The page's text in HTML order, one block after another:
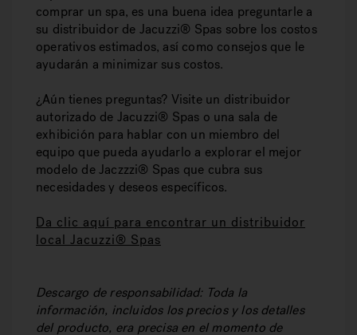
comprar un spa, es una buena idea preguntarle a
su distribuidor de Jacuzzi® Spas sobre los costos
operativos estimados, así como consejos que le
ayudarán a minimizar sus costos.
¿Aún tienes preguntas? Visite un distribuidor
autorizado de Jacuzzi® Spas o una sala de
exhibición para hablar con un miembro del
equipo que pueda ayudarlo a explorar el mejor
modelo de Jaczzzi® Spas que cubra sus
necesidades y deseos específicos.
Da clic aquí para encontrar un distribuidor
local Jacuzzi® Spas
Descargo de responsabilidad: Toda la
información, incluidos los precios y los detalles
del producto, era precisa en el momento de